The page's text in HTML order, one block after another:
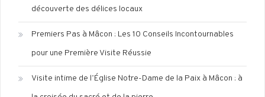
découverte des délices locaux
Premiers Pas à Mâcon : Les 10 Conseils Incontournables
pour une Première Visite Réussie
Visite intime de l’Église Notre-Dame de la Paix à Mâcon : à